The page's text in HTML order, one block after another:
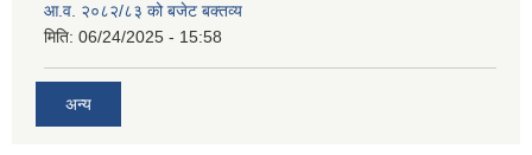
आ.व. २०८२/८३ को बजेट बक्तव्य
मिति: 06/24/2025 - 15:58
अन्य